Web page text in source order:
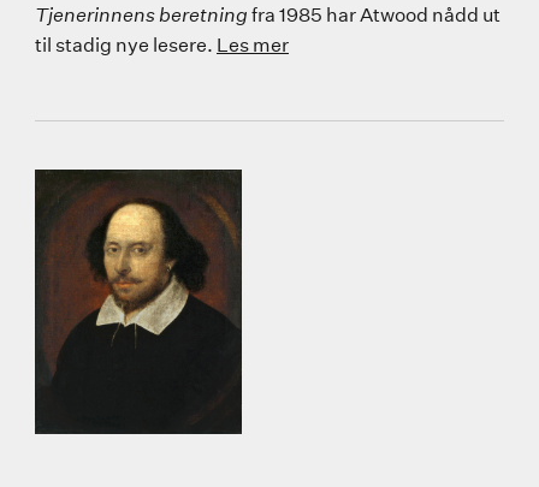
Tjenerinnens beretning fra 1985 har Atwood nådd ut
til stadig nye lesere. Les mer